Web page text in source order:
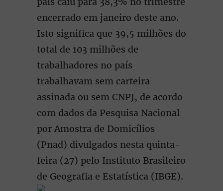
encerrado em janeiro deste ano.
Isto significa que 39,5 milhões do
total de 103 milhões de
trabalhadores no país
trabalhavam sem carteira
assinada ou sem CNPJ, de acordo
com dados da Pesquisa Nacional
por Amostra de Domicílios
(Pnad) divulgados nesta quinta-
feira (27) pelo Instituto Brasileiro
de Geografia e Estatística (IBGE).